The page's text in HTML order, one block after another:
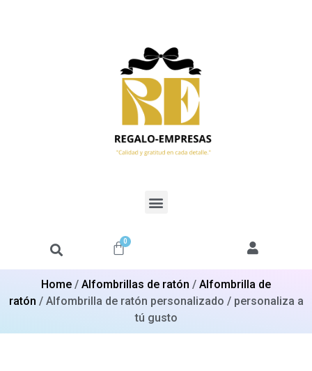
0
Home / Alfombrillas de ratón / Alfombrilla de
ratón / Alfombrilla de ratón personalizado / personaliza a
tú gusto